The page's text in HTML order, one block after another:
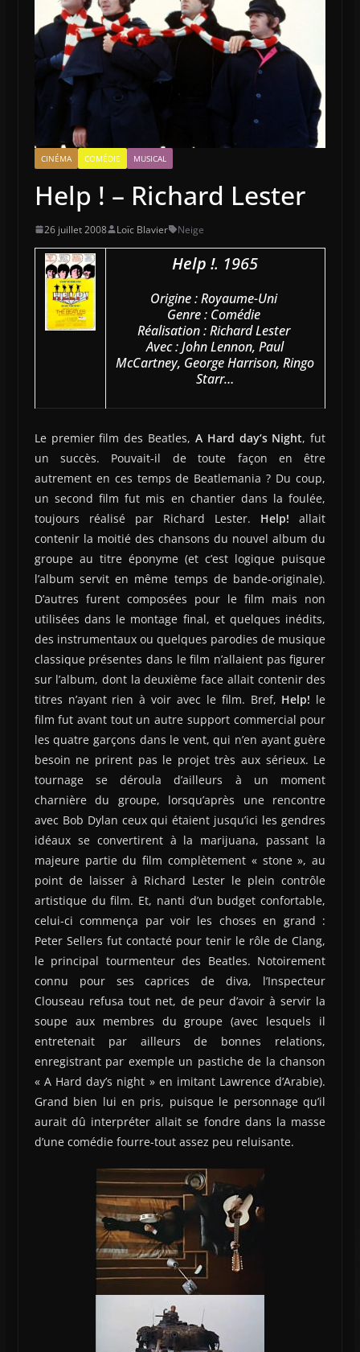
CINÉMA COMÉDIE MUSICAL
Help ! – Richard Lester
26 juillet 2008 Loïc Blavier Neige
Help !. 1965
Origine : Royaume-Uni
Genre : Comédie
Réalisation : Richard Lester
Avec : John Lennon, Paul
McCartney, George Harrison, Ringo
Starr…
Le premier film des Beatles, A Hard day’s Night, fut
un succès. Pouvait-il de toute façon en être
autrement en ces temps de Beatlemania ? Du coup,
un second film fut mis en chantier dans la foulée,
toujours réalisé par Richard Lester. Help! allait
contenir la moitié des chansons du nouvel album du
groupe au titre éponyme (et c’est logique puisque
l’album servit en même temps de bande-originale).
D’autres furent composées pour le film mais non
utilisées dans le montage final, et quelques inédits,
des instrumentaux ou quelques parodies de musique
classique présentes dans le film n’allaient pas figurer
sur l’album, dont la deuxième face allait contenir des
titres n’ayant rien à voir avec le film. Bref, Help! le
film fut avant tout un autre support commercial pour
les quatre garçons dans le vent, qui n’en ayant guère
besoin ne prirent pas le projet très aux sérieux. Le
tournage se déroula d’ailleurs à un moment
charnière du groupe, lorsqu’après une rencontre
avec Bob Dylan ceux qui étaient jusqu’ici les gendres
idéaux se convertirent à la marijuana, passant la
majeure partie du film complètement « stone », au
point de laisser à Richard Lester le plein contrôle
artistique du film. Et, nanti d’un budget confortable,
celui-ci commença par voir les choses en grand :
Peter Sellers fut contacté pour tenir le rôle de Clang,
le principal tourmenteur des Beatles. Notoirement
connu pour ses caprices de diva, l’Inspecteur
Clouseau refusa tout net, de peur d’avoir à servir la
soupe aux membres du groupe (avec lesquels il
entretenait par ailleurs de bonnes relations,
enregistrant par exemple un pastiche de la chanson
« A Hard day’s night » en imitant Lawrence d’Arabie).
Grand bien lui en pris, puisque le personnage qu’il
aurait dû interpréter allait se fondre dans la masse
d’une comédie fourre-tout assez peu reluisante.